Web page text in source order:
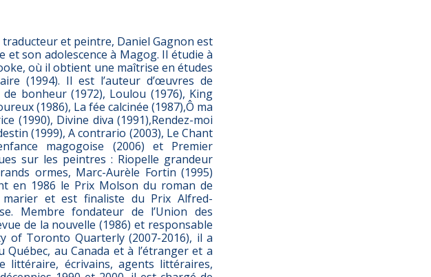
et peintre, Daniel Gagnon est
et son adolescence à Magog. Il étudie à
où il obtient une maîtrise en études
(1994). Il est l’auteur d’œuvres de
bonheur (1972), Loulou (1976), King
(1986), La fée calcinée (1987),Ô ma
(1990), Divine diva (1991),Rendez-moi
(1999), A contrario (2003), Le Chant
magogoise (2006) et Premier
sur les peintres : Riopelle grandeur
ormes, Marc-Aurèle Fortin (1995)
en 1986 le Prix Molson du roman de
et est finaliste du Prix Alfred-
Membre fondateur de l’Union des
de la nouvelle (1986) et responsable
of Toronto Quarterly (2007-2016), il a
au Canada et à l’étranger et a
littéraire, écrivains, agents littéraires,